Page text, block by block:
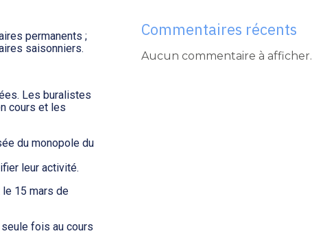
permanents ;
saisonniers.
Les buralistes
cours et les
du monopole du
leur activité.
15 mars de
fois au cours
Commentaires récents
Aucun commentaire à afficher.